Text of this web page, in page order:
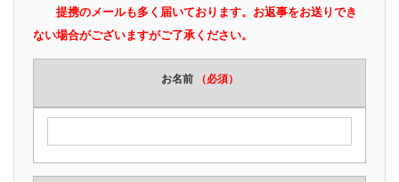
提携のメールも多く届いております。お返事をお送りでき
ない場合がございますがご了承ください。
お名前 （必須）